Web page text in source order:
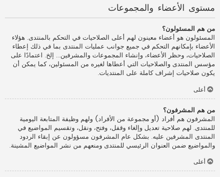
مستوى الأعضاء والمجموعات
من هم المسئولون؟
المسئولون هو أعضاء معينون لهم أعلى الصلاحيات في التحكم بالمنتدى. هؤلاء
الأعضاء بإمكانهم التحكم في جميع جوانب عمليات المنتدى بما في ذلك إعطاء
الصلاحيات، وحظر الأعضاء، وإنشاء المجموعات والمشرفين... إلخ. اعتمادًا على
مؤسس المنتدى والصلاحيات التي أعطاها لغيره من المسئولين، كما يمكن أن
يكون صلاحيات إشراف كاملة على المنتديات.
أعلى
من هم المشرفون؟
المشرفون هم أفراد (أو مجموعة من الأفراد) ولهم وظيفة المتابعة اليومية
للمنتدى. لهم صلاحية تعديل وإلغاء وقفل، وفتح، ونقل، وتقسيم المواضيع في
المنتدى المشرفين عليه. بشكل عام المشرفون مسؤولون عن إبقاء الردود
والمواضيع ضمن العنوان الرئيسي للمنتدى ومنعهم من نشر المواضيع المشينة.
أعلى